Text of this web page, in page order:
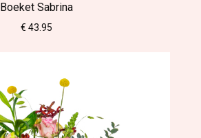
Boeket Sabrina
€ 43.95